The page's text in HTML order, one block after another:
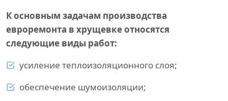
К основным задачам производства
евроремонта в хрущевке относятся
следующие виды работ:
усиление теплоизоляционного слоя;
обеспечение шумоизоляции;